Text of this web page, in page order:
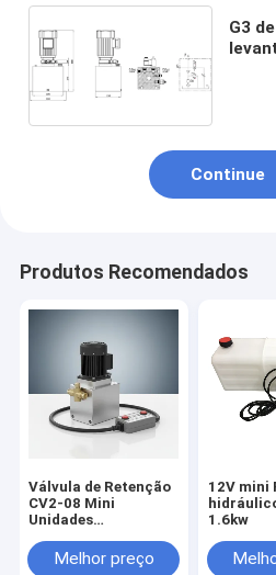
G3
Continue
Produtos Recomendados
Válvula de Retenção
CV2-08 Mini
Unidades
Controle Remoto de
4 Metros e 2 Botões,
Melhor preço
12V mini
1.6kw